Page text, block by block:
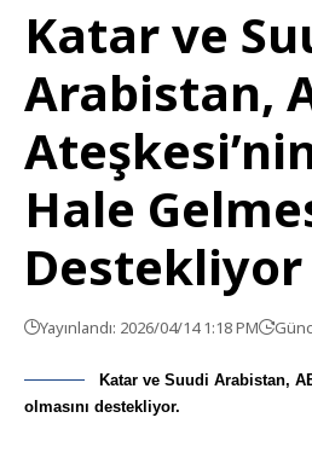
Katar ve
Arabistan,
Hale
Destekliyor
Yayınlandı: 2026/04/14 1:18 PM
Katar ve Suudi Arabistan,
olmasını destekliyor.